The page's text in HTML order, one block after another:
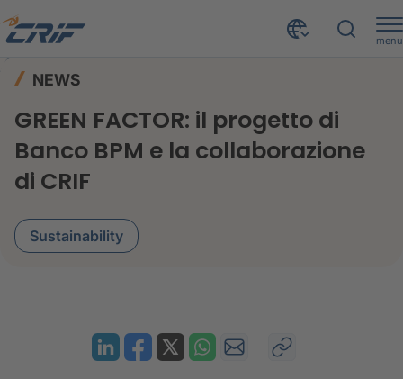
menu
NEWS
GREEN FACTOR: il progetto di
Banco BPM e la collaborazione
di CRIF
Sustainability